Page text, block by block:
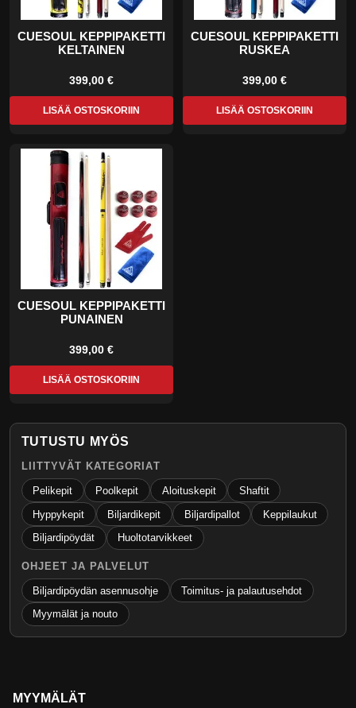
CUESOUL KEPPIPAKETTI
KELTAINEN
399,00 €
LISÄÄ OSTOSKORIIN
CUESOUL KEPPIPAKETTI
RUSKEA
399,00 €
LISÄÄ OSTOSKORIIN
CUESOUL KEPPIPAKETTI
PUNAINEN
399,00 €
LISÄÄ OSTOSKORIIN
TUTUSTU MYÖS
LIITTYVÄT KATEGORIAT
Pelikepit Poolkepit Aloituskepit
Shaftit
Hyppykepit
Biljardikepit Biljardipallot
Keppilaukut
Biljardipöydät
Huoltotarvikkeet
OHJEET JA PALVELUT
Biljardipöydän asennusohje
Toimitus- ja palautusehdot
Myymälät ja nouto
MYYMÄLÄT